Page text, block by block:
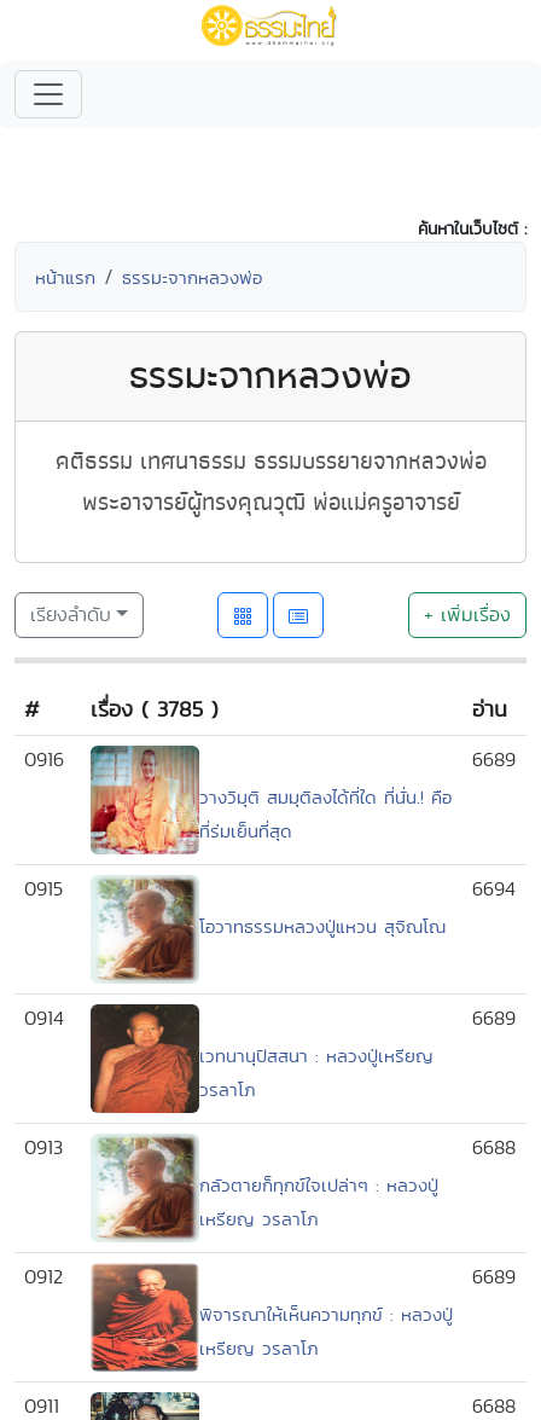
ค้นหาในเว็บไซต์ :
หน้าแรก ธรรมะจากหลวงพ่อ
ธรรมะจากหลวงพ่อ
คติธรรม เทศนาธรรม ธรรมบรรยายจากหลวงพ่อ
พระอาจารย์ผู้ทรงคุณวุฒิ พ่อแม่ครูอาจารย์
เรียงลำดับ + เพิ่มเรื่อง
# เรื่อง ( 3785 ) อ่าน
0916
วางวิมุติ สมมุติลงได้ที่ใด ที่นั่น.! คือ
ที่ร่มเย็นที่สุด
6689
0915
โอวาทธรรมหลวงปู่แหวน สุจิณโณ
6694
0914
เวทนานุปัสสนา : หลวงปู่เหรียญ
วรลาโภ
6689
0913
กลัวตายก็ทุกข์ใจเปล่าๆ : หลวงปู่
เหรียญ วรลาโภ
6688
0912
พิจารณาให้เห็นความทุกข์ : หลวงปู่
เหรียญ วรลาโภ
6689
0911 6688